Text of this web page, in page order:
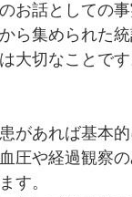
お話としての事
ら集められた
大切なことです
があれば基本
圧や経過観察
す。